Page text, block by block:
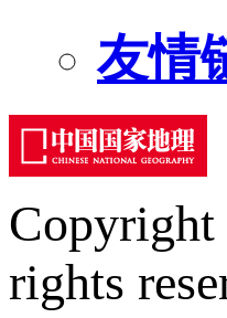
友情
Copyright
rights